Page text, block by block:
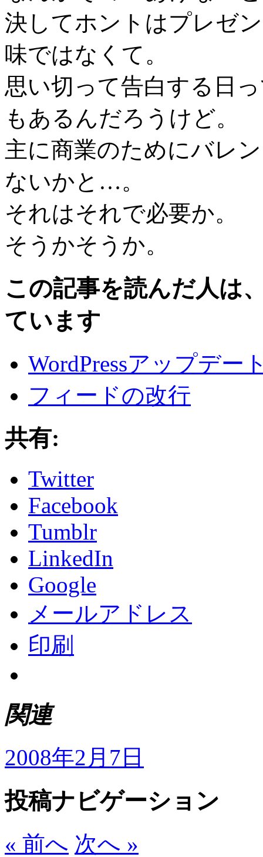
決してホントはプレゼ
味ではなくて。
思い切って告白する日
もあるんだろうけど。
主に商業のためにバレ
ないかと…。
それはそれで必要か。
そうかそうか。
この記事を読んだ人は
ています
WordPressアップデー
フィードの改行
共有:
Twitter
Facebook
Tumblr
LinkedIn
Google
メールアドレス
印刷
関連
2008年2月7日
投稿ナビゲーション
« 前へ 次へ »